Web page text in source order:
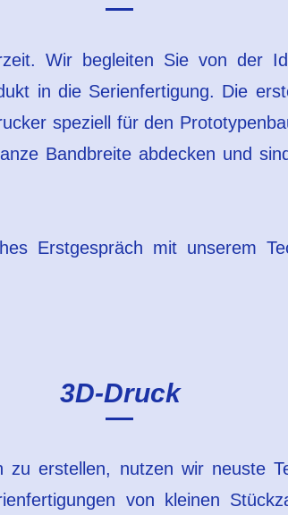
Wir begleiten Sie von der
in die Serienfertigung. Die
speziell für den
Bandbreite abdecken und
Erstgespräch mit unserem
3D-Druck
erstellen, nutzen wir neuste
von kleinen